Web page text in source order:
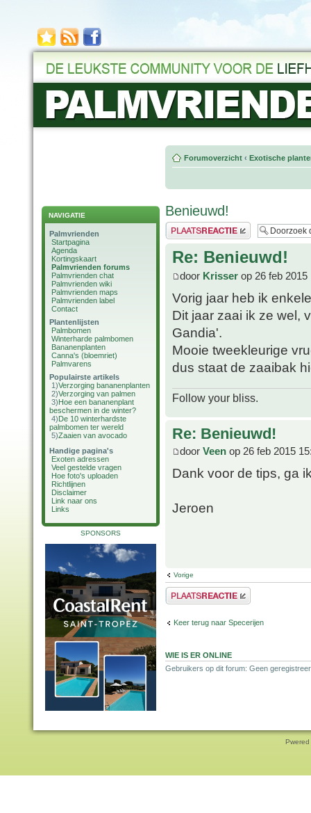
NAVIGATIE
Palmvrienden
Startpagina
Agenda
Kortingskaart
Palmvrienden forums
Palmvrienden chat
Palmvrienden wiki
Palmvrienden maps
Palmvrienden label
Contact
Plantenlijsten
Palmbomen
Winterharde palmbomen
Bananenplanten
Canna's (bloemriet)
Palmvarens
Populairste artikels
1)Verzorging bananenplanten
2)Verzorging van palmen
3)Hoe een bananenplant
beschermen in de winter?
4)De 10 winterhardste
palmbomen ter wereld
5)Zaaien van avocado
Handige pagina's
Exoten adressen
Veel gestelde vragen
Hoe foto's uploaden
Richtlijnen
Disclaimer
Link naar ons
Links
SPONSORS
Forumoverzicht ‹ Exotische
Benieuwd!
Plaats een reactie
Re: Benieuwd!
door Krisser op 26 feb 2015
Vorig jaar heb ik
Dit jaar zaai ik ze wel,
Gandia'.
Mooie tweekleurige
dus staat de zaaibak
Follow your bliss.
Re: Benieuwd!
door Veen op 26 feb 2015
Dank voor de tips, ga
Jeroen
Vorige
Plaats een reactie
Keer terug naar Specerijen
WIE IS ER ONLINE
Gebruikers op dit forum: Geen